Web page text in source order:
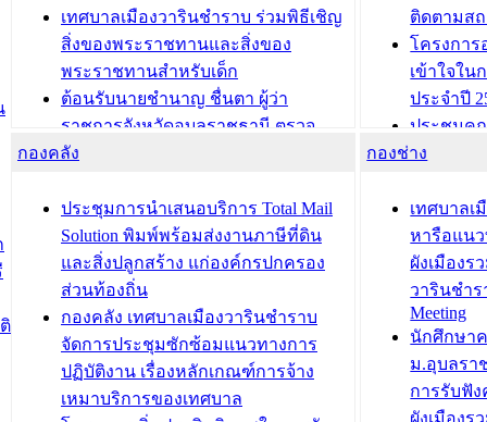
เทศบาลเมืองวารินชำราบ ร่วมพิธีเชิญ
สิ่งของพระราชทานและสิ่งของ
พระราชทานสำหรับเด็ก
ต้อนรับนายชำนาญ ชื่นตา ผู้ว่า
ราชการจังหวัดอุบลราชธานี ตรวจ
ความเรียบร้อยของสถานที่ในการเตรี
องคมนตรี
สำนักทะเบียนท้องถิ่นเทศบาลเมือง
วารินชำราบ ดำเนินการมอบทะเบียน
บ้าน ทร.14 และบัตรประจำตัว
ประชาชนบุคคลประเภท 8 แก่บุคคลที่
ได้รับการเพิ่มชื่อในทะเบียนบ้าน
(ท.ร.14) กรณีคนไม่มีสัญชาติไทยได้รับ
อนุญาตให้มีถิ่นที่อยู่
ติดตามส
โครงกา
เข้าใจใน
ประจำปี
ประชุมค
ความเสี่ย
ประชุมที
ชีวา สร้า
ขับเคลื่อน
“เมืองแห่
บทความ อื่นๆ ...
กองคลัง
ประชุมการนำเสนอบริการ Total Mail
Solution พิมพ์พร้อมส่งงานภาษีที่ดิน
และสิ่งปลูกสร้าง แก่องค์กรปกครอง
ส่วนท้องถิ่น
กองคลัง เทศบาลเมืองวารินชำราบ
จัดการประชุมซักซ้อมแนวทางการ
ปฏิบัติงาน เรื่องหลักเกณฑ์การจ้าง
เหมาบริการของเทศบาล
กองช่าง
เทศบาลเ
หารือแน
ผังเมืองร
วารินชำร
Meeting
นักศึกษา
ม.อุบลรา
การรับฟั
ผังเมืองร